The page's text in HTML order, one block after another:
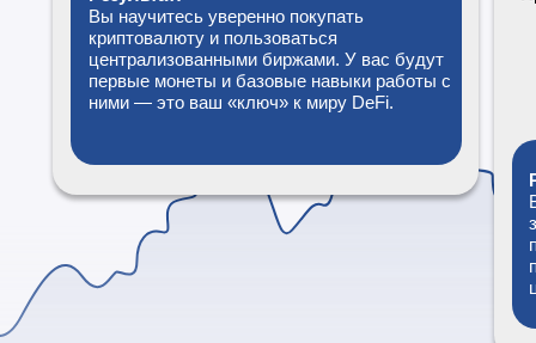
Вы научитесь уверенно покупать
криптовалюту и пользоваться
централизованными биржами. У вас будут
первые монеты и базовые навыки работы с
ними — это ваш «ключ» к миру DeFi.